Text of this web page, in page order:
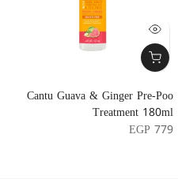
Cantu Guava & Ginger Pre-Poo
Treatment 180ml
EGP 779